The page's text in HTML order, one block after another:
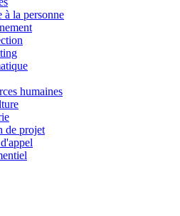
la personne
humaines
de projet